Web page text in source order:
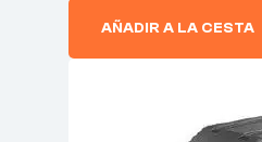
AÑADIR A LA CESTA